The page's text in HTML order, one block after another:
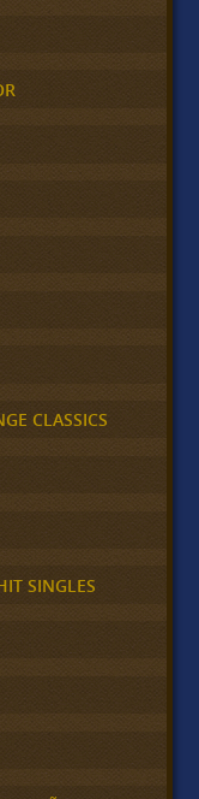
CLASSICS
SINGLES